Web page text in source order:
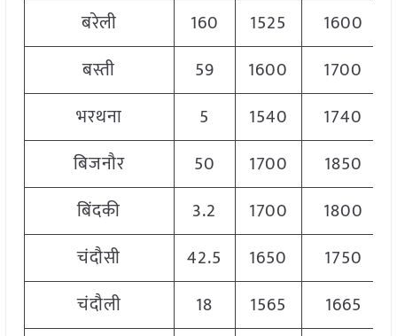
बरेली
160 1525
1600
बस्ती
59 1600 1700
भरथना
5 1540 1740
बिजनौर
50 1700 1850
बिंदकी
3.2 1700 1800
चंदौसी
42.5 1650 1750
चंदौली
18 1565
1665